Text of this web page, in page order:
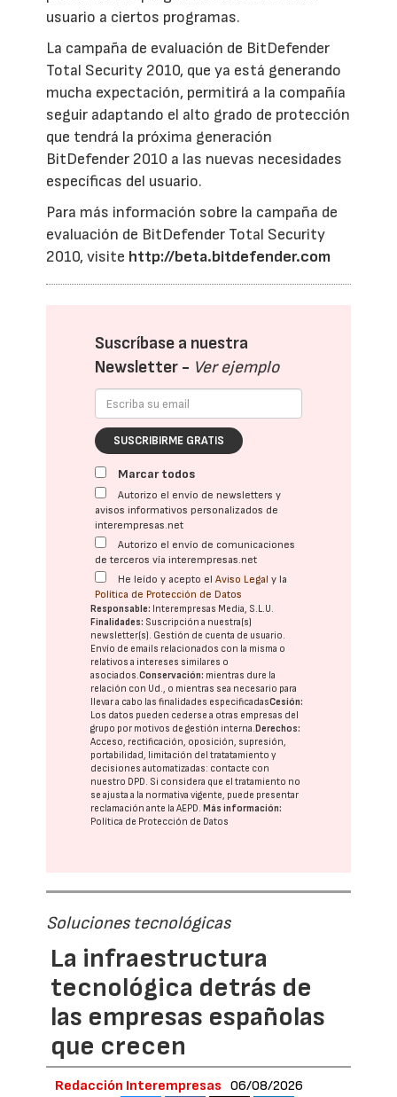
usuario a ciertos programas.
La campaña de evaluación de BitDefender
Total Security 2010, que ya está generando
mucha expectación, permitirá a la compañía
seguir adaptando el alto grado de protección
que tendrá la próxima generación
BitDefender 2010 a las nuevas necesidades
específicas del usuario.
Para más información sobre la campaña de
evaluación de BitDefender Total Security
2010, visite http://beta.bitdefender.com
Suscríbase a nuestra
Newsletter - Ver ejemplo
SUSCRIBIRME GRATIS
Marcar todos
Autorizo el envío de newsletters y
avisos informativos personalizados de
interempresas.net
Autorizo el envío de comunicaciones
de terceros vía interempresas.net
He leído y acepto elAviso Legal y la
Política de Protección de Datos
Responsable: Interempresas Media, S.L.U.
Finalidades: Suscripción a nuestra(s)
newsletter(s). Gestión de cuenta de usuario.
Envío de emails relacionados con la misma o
relativos a intereses similares o
asociados.Conservación: mientras dure la
relación con Ud., o mientras sea necesario para
llevar a cabo las finalidades especificadasCesión:
Los datos pueden cederse a otras empresas del
grupo por motivos de gestión interna. Derechos:
Acceso, rectificación, oposición, supresión,
portabilidad, limitación del tratatamiento y
decisiones automatizadas: contacte con
nuestro DPD. Si considera que el tratamiento no
se ajusta a la normativa vigente, puede presentar
reclamación ante laAEPD. Más información:
Política de Protección de Datos
Soluciones tecnológicas
La infraestructura
tecnológica detrás de
las empresas españolas
que crecen
Redacción Interempresas 06/08/2026